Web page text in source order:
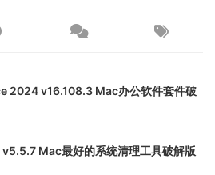
2024 v16.108.3 Mac办公软件套件破
Mac最好的系统清理工具破解版